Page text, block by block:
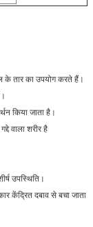
तार का उपयोग करते हैं।
किया जाता है।
वाला शरीर है
उपस्थिति।
केंद्रित दबाव से बचा जाता